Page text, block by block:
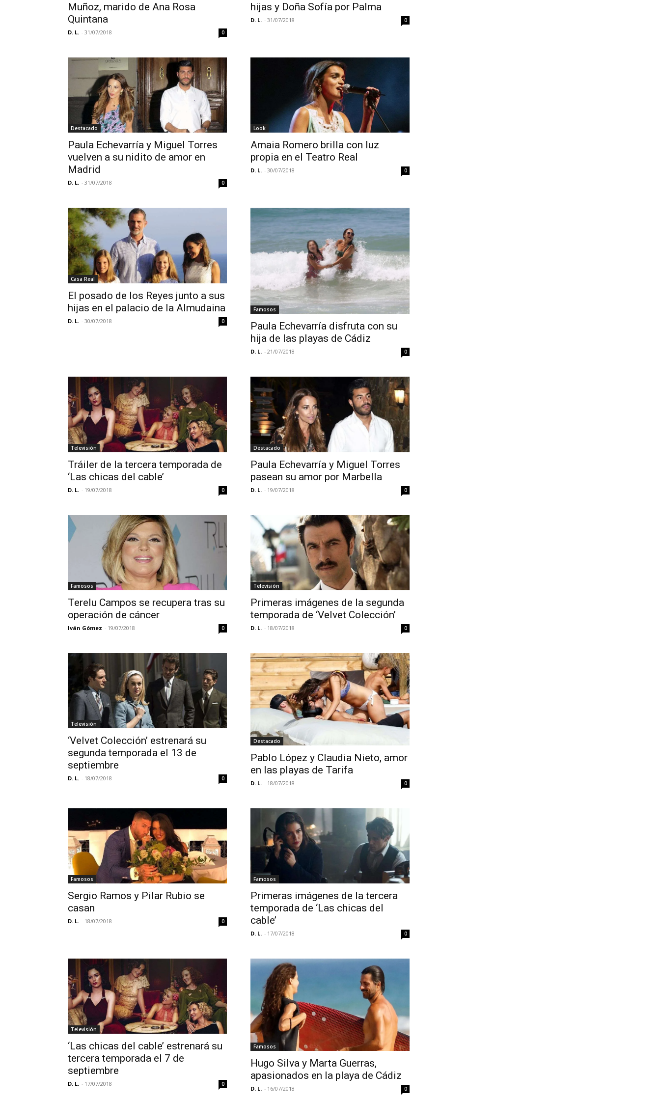
Muñoz, marido de Ana Rosa
Quintana
D. L. - 31/07/2018 0
hijas y Doña Sofía por Palma
D. L. - 31/07/2018 0
Destacado
Paula Echevarría y Miguel Torres
vuelven a su nidito de amor en
Madrid
D. L. - 31/07/2018 0
Look
Amaia Romero brilla con luz
propia en el Teatro Real
D. L. - 30/07/2018 0
Casa Real
El posado de los Reyes junto a sus
hijas en el palacio de la Almudaina
D. L. - 30/07/2018 0
Famosos
Paula Echevarría disfruta con su
hija de las playas de Cádiz
D. L. - 21/07/2018 0
Televisión
Tráiler de la tercera temporada de
‘Las chicas del cable’
D. L. - 19/07/2018 0
Destacado
Paula Echevarría y Miguel Torres
pasean su amor por Marbella
D. L. - 19/07/2018 0
Famosos
Terelu Campos se recupera tras su
operación de cáncer
Iván Gómez - 19/07/2018 0
Televisión
Primeras imágenes de la segunda
temporada de ‘Velvet Colección’
D. L. - 18/07/2018 0
Televisión
‘Velvet Colección’ estrenará su
segunda temporada el 13 de
septiembre
D. L. - 18/07/2018 0
Destacado
Pablo López y Claudia Nieto, amor
en las playas de Tarifa
D. L. - 18/07/2018 0
Famosos
Sergio Ramos y Pilar Rubio se
casan
D. L. - 18/07/2018 0
Famosos
Primeras imágenes de la tercera
temporada de ‘Las chicas del
cable’
D. L. - 17/07/2018 0
Televisión
‘Las chicas del cable’ estrenará su
tercera temporada el 7 de
septiembre
D. L. - 17/07/2018 0
Famosos
Hugo Silva y Marta Guerras,
apasionados en la playa de Cádiz
D. L. - 16/07/2018 0